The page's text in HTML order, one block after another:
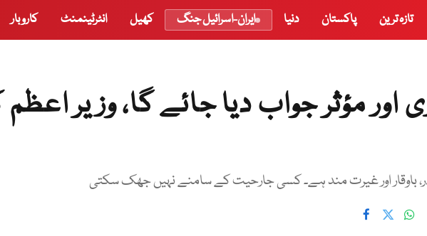
تازہ ترین پاکستان دنیا ایران-اسرائیل جنگ کھیل انٹرٹینمنٹ کاروبار
مؤثر جواب دیا جائے گا، وزیر اعظم
باوقار اور غیرت مند ہے۔ کسی جارحیت کے سامنے نہیں جھک سکتی